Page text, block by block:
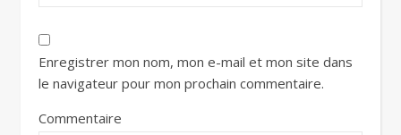
Enregistrer mon nom, mon e-mail et mon site dans
le navigateur pour mon prochain commentaire.
Commentaire